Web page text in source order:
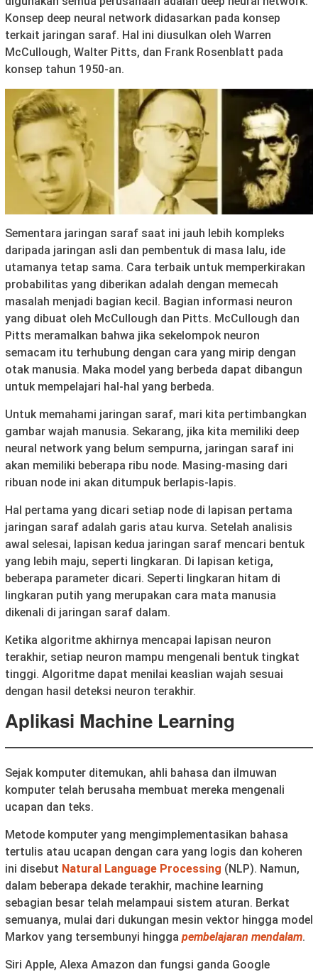
Konsep deep neural network didasarkan pada konsep
terkait jaringan saraf. Hal ini diusulkan oleh Warren
McCullough, Walter Pitts, dan Frank Rosenblatt pada
konsep tahun 1950-an.
Sementara jaringan saraf saat ini jauh lebih kompleks
daripada jaringan asli dan pembentuk di masa lalu, ide
utamanya tetap sama. Cara terbaik untuk memperkirakan
probabilitas yang diberikan adalah dengan memecah
masalah menjadi bagian kecil. Bagian informasi neuron
yang dibuat oleh McCullough dan Pitts. McCullough dan
Pitts meramalkan bahwa jika sekelompok neuron
semacam itu terhubung dengan cara yang mirip dengan
otak manusia. Maka model yang berbeda dapat dibangun
untuk mempelajari hal-hal yang berbeda.
Untuk memahami jaringan saraf, mari kita pertimbangkan
gambar wajah manusia. Sekarang, jika kita memiliki deep
neural network yang belum sempurna, jaringan saraf ini
akan memiliki beberapa ribu node. Masing-masing dari
ribuan node ini akan ditumpuk berlapis-lapis.
Hal pertama yang dicari setiap node di lapisan pertama
jaringan saraf adalah garis atau kurva. Setelah analisis
awal selesai, lapisan kedua jaringan saraf mencari bentuk
yang lebih maju, seperti lingkaran. Di lapisan ketiga,
beberapa parameter dicari. Seperti lingkaran hitam di
lingkaran putih yang merupakan cara mata manusia
dikenali di jaringan saraf dalam.
Ketika algoritme akhirnya mencapai lapisan neuron
terakhir, setiap neuron mampu mengenali bentuk tingkat
tinggi. Algoritme dapat menilai keaslian wajah sesuai
dengan hasil deteksi neuron terakhir.
Aplikasi Machine Learning
Sejak komputer ditemukan, ahli bahasa dan ilmuwan
komputer telah berusaha membuat mereka mengenali
ucapan dan teks.
Metode komputer yang mengimplementasikan bahasa
tertulis atau ucapan dengan cara yang logis dan koheren
ini disebut Natural Language Processing (NLP). Namun,
dalam beberapa dekade terakhir, machine learning
sebagian besar telah melampaui sistem aturan. Berkat
semuanya, mulai dari dukungan mesin vektor hingga model
Markov yang tersembunyi hingga pembelajaran mendalam.
Siri Apple, Alexa Amazon dan fungsi ganda Google